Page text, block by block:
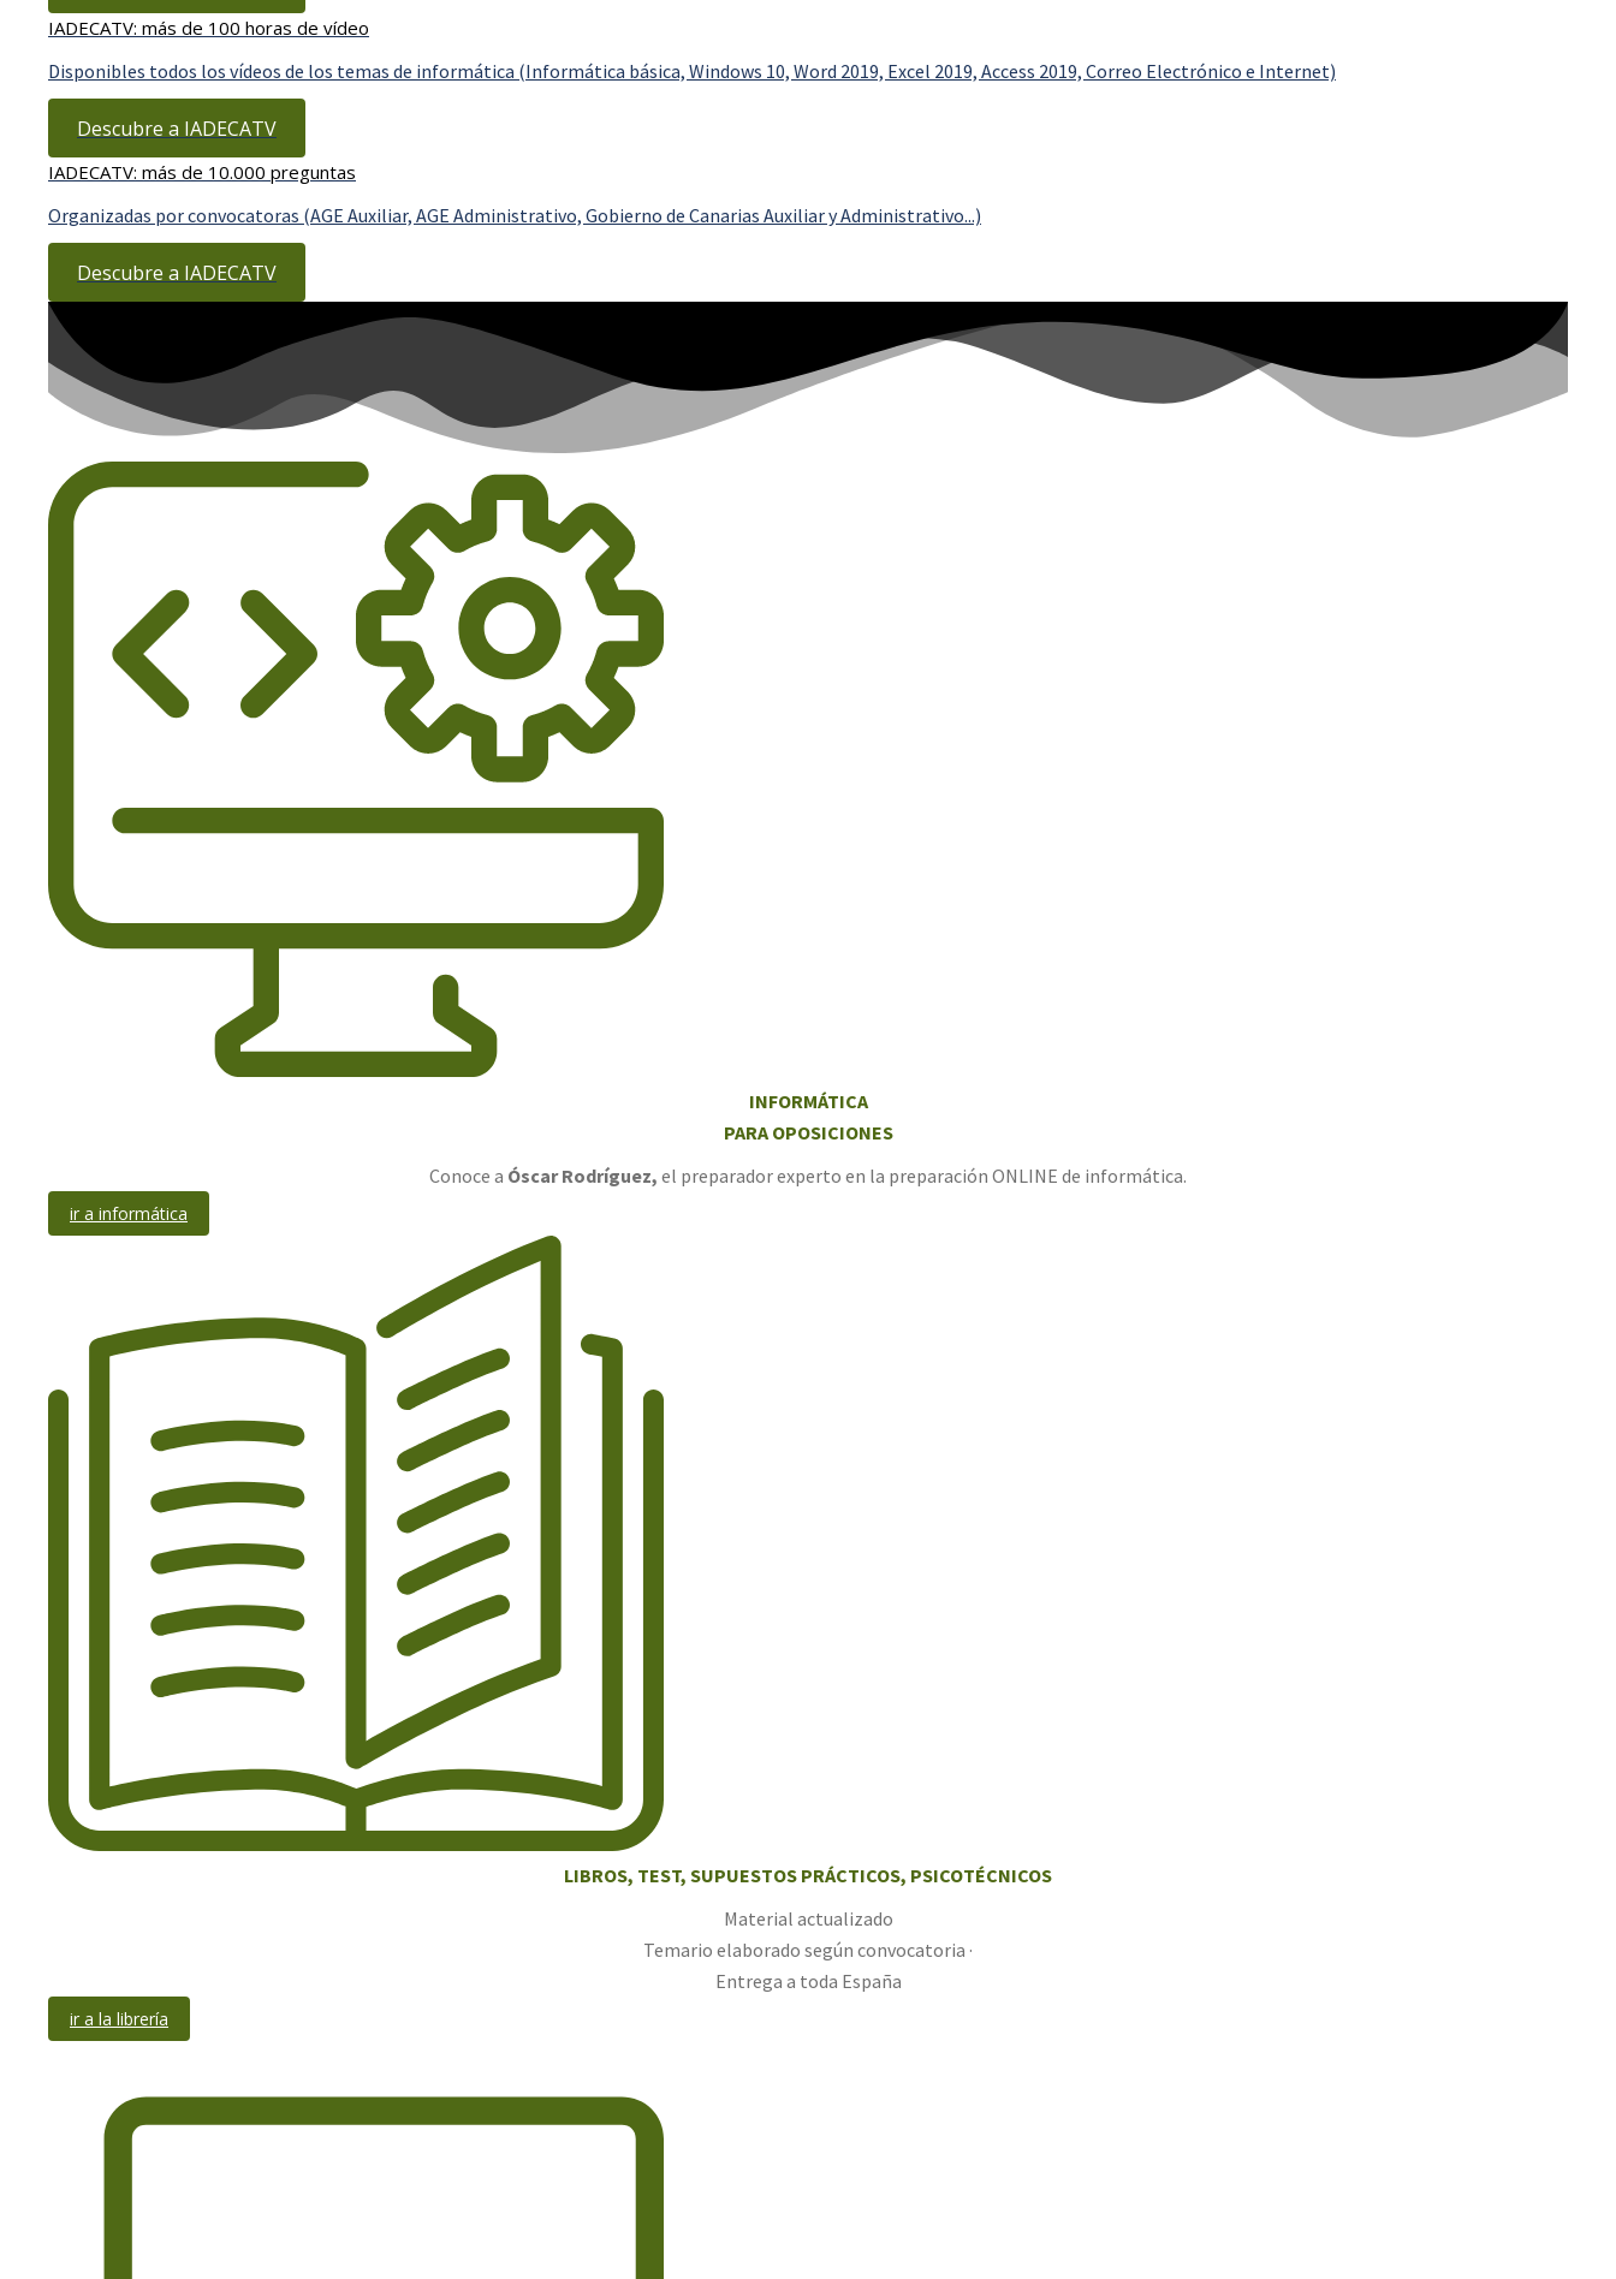
IADECATV: más de 100 horas de vídeo
Disponibles todos los vídeos de los temas de informática (Informática básica, Windows 10, Word 2019, Excel 2019, Access 2019, Correo Electrónico e Internet)
Descubre a IADECATV
IADECATV: más de 10.000 preguntas
Organizadas por convocatoras (AGE Auxiliar, AGE Administrativo, Gobierno de Canarias Auxiliar y Administrativo...)
Descubre a IADECATV
INFORMÁTICA
PARA OPOSICIONES
Conoce a Óscar Rodríguez, el preparador experto en la preparación ONLINE de informática.
ir a informática
LIBROS, TEST, SUPUESTOS PRÁCTICOS, PSICOTÉCNICOS
Material actualizado
Temario elaborado según convocatoria ·
Entrega a toda España
ir a la librería